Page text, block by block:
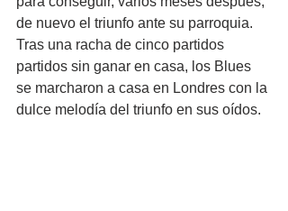
de nuevo el triunfo ante su parroquia.
Tras una racha de cinco partidos
partidos sin ganar en casa, los Blues
se marcharon a casa en Londres con la
dulce melodía del triunfo en sus oídos.